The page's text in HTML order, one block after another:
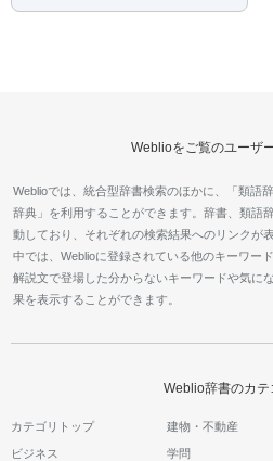
Weblioをご覧のユーザ
Weblioでは、統合型辞書検索のほかに、「類語
辞典」を利用することができます。辞書、類語
動しており、それぞれの検索結果へのリンクが
中では、Weblioに登録されている他のキーワー
解説文で登場した分からないキーワードや気に
果を表示することができます。
Weblio辞書のカテ
カテゴリトップ 建物・不動産
ビジネス 学問